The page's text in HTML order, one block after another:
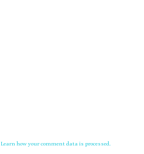
Learn how your comment data is processed.